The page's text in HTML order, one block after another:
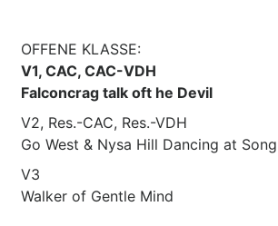
OFFENE KLASSE:
V1, CAC, CAC-VDH
Falconcrag talk oft he Devil
V2, Res.-CAC, Res.-VDH
Go West & Nysa Hill Dancing at
V3
Walker of Gentle Mind